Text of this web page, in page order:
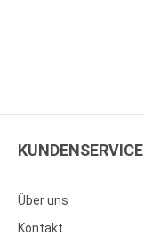
KUNDENSERVICE
Über uns
Kontakt